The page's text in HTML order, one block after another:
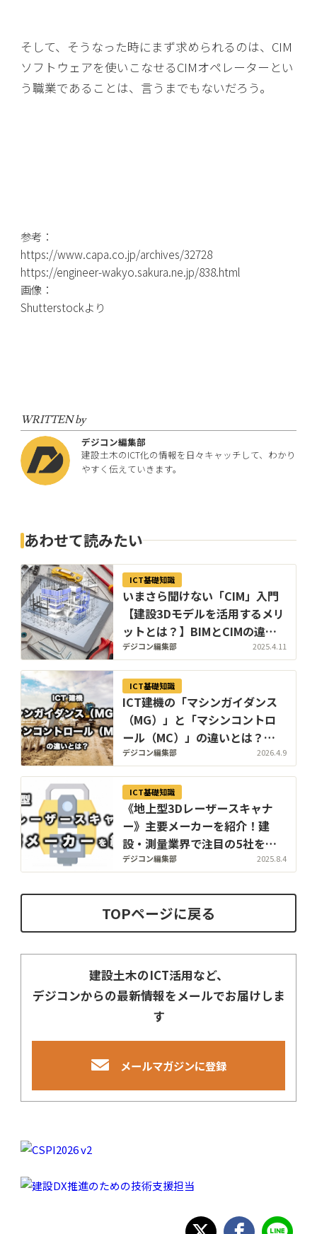
そして、そうなった時にまず求められるのは、CIM
ソフトウェアを使いこなせるCIMオペレーターとい
う職業であることは、言うまでもないだろう。
参考：
https://www.capa.co.jp/archives/32728
https://engineer-wakyo.sakura.ne.jp/838.html
画像：
Shutterstockより
WRITTEN by
デジコン編集部
建設土木のICT化の情報を日々キャッチして、わかり
やすく伝えていきます。
あわせて読みたい
ICT基礎知識
いまさら聞けない「CIM」入門
【建設3Dモデルを活用するメリ
ットとは？】BIMとCIMの違い
も解説！
デジコン編集部 2025.4.11
ICT基礎知識
ICT建機の「マシンガイダンス
（MG）」と「マシンコントロ
ール（MC）」の違いとは？｜
メリットや注意点も解説
【2026年版】
デジコン編集部 2026.4.9
ICT基礎知識
《地上型3Dレーザースキャナ
ー》主要メーカーを紹介！建
設・測量業界で注目の5社を徹
底解説！3D計測技術の最前線
デジコン編集部 2025.8.4
TOPページに戻る
建設土木のICT活用など、
デジコンからの最新情報をメールでお届けしま
す
メールマガジンに登録